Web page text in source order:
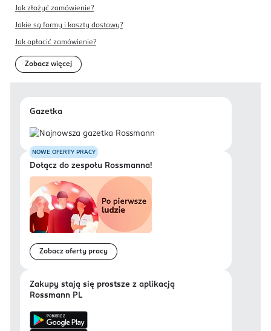
Jak złożyć zamówienie?
Jakie są formy i koszty dostawy?
Jak opłacić zamówienie?
Zobacz więcej
Gazetka
NOWE OFERTY PRACY
Dołącz do zespołu Rossmanna!
Zobacz oferty pracy
Zakupy stają się prostsze z aplikacją
Rossmann PL